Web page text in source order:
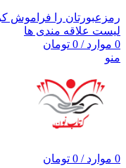
رمزعبورتان را فراموش
لیست علاقه مندی ها
0 موارد /
0 تومان
منو
0 موارد /
0 تومان